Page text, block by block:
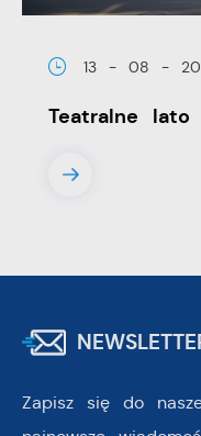
13 - 08 -
Teatralne lato
Zapisz się do